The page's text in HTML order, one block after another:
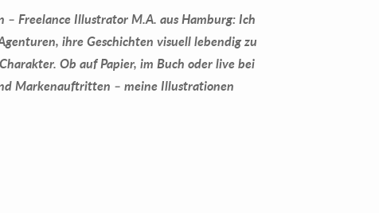
– Freelance Illustrator M.A. aus Hamburg: Ich
ihre Geschichten visuell lebendig zu
Ob auf Papier, im Buch oder live bei
Markenauftritten – meine Illustrationen